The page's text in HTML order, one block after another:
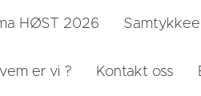
HØST 2026
er vi ? Kontakt oss